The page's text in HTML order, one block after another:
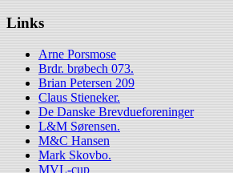
Links
Arne Porsmose
Brdr. brøbech 073.
Brian Petersen 209
Claus Stieneker.
De Danske Brevdueforeninger
L&M Sørensen.
M&C Hansen
Mark Skovbo.
MVL-cup